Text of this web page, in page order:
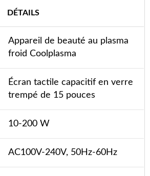
DÉTAILS
Appareil de beauté au plasma
froid Coolplasma
Écran tactile capacitif en verre
trempé de 15 pouces
10-200 W
AC100V-240V, 50Hz-60Hz